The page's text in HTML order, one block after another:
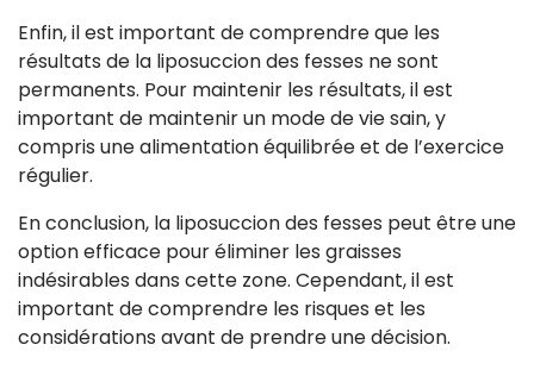
Enfin, il est important de comprendre que les
résultats de la liposuccion des fesses ne sont
permanents. Pour maintenir les résultats, il est
important de maintenir un mode de vie sain, y
compris une alimentation équilibrée et de l’exercice
régulier.
En conclusion, la liposuccion des fesses peut être une
option efficace pour éliminer les graisses
indésirables dans cette zone. Cependant, il est
important de comprendre les risques et les
considérations avant de prendre une décision.